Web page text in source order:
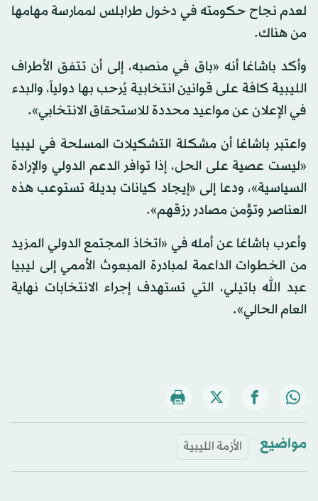
لعدم نجاح حكومته في دخول طرابلس لممارسة مهامها
من هناك.
وأكد باشاغا أنه «باق في منصبه، إلى أن تتفق الأطراف
الليبية كافة على قوانين انتخابية يُرحب بها دولياً، والبدء
في الإعلان عن مواعيد محددة للاستحقاق الانتخابي».
واعتبر باشاغا أن مشكلة التشكيلات المسلحة في ليبيا
«ليست عصية على الحل، إذا توافر الدعم الدولي والإرادة
السياسية»، ودعا إلى «إيجاد كيانات بديلة تستوعب هذه
العناصر وتؤمن مصادر رزقهم».
وأعرب باشاغا عن أمله في «اتخاذ المجتمع الدولي المزيد
من الخطوات الداعمة لمبادرة المبعوث الأممي إلى ليبيا
عبد الله باتيلي، التي تستهدف إجراء الانتخابات نهاية
العام الحالي».
مواضيع الأزمة الليبية